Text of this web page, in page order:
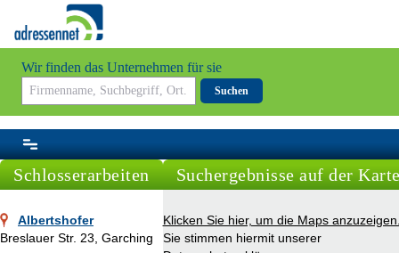
Wir finden das Unternehmen für sie
Suchen
Schlosserarbeiten
Albertshofer
Breslauer Str. 23, Garching
Suchergebnisse auf der
Klicken Sie hier, um die Maps
Sie stimmen hiermit unserer